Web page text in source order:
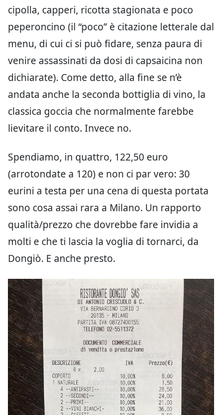
cipolla, capperi, ricotta stagionata e poco
peperoncino (il “poco” è citazione letterale dal
menu, di cui ci si può fidare, senza paura di
venire assassinati da dosi di capsaicina non
dichiarate). Come detto, alla fine se n’è
andata anche la seconda bottiglia di vino, la
classica goccia che normalmente farebbe
lievitare il conto. Invece no.
Spendiamo, in quattro, 122,50 euro
(arrotondate a 120) e non ci par vero: 30
eurini a testa per una cena di questa portata
sono cosa assai rara a Milano. Un rapporto
qualità/prezzo che dovrebbe fare invidia a
molti e che ti lascia la voglia di tornarci, da
Dongiò. E anche presto.